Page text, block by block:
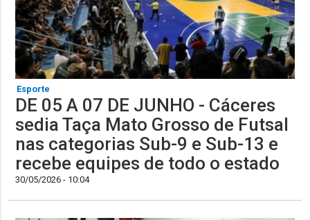
Esporte
DE 05 A 07 DE JUNHO - Cáceres
sedia Taça Mato Grosso de Futsal
nas categorias Sub-9 e Sub-13 e
recebe equipes de todo o estado
30/05/2026 - 10:04